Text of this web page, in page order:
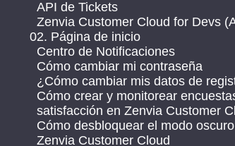
API de Tickets
Zenvia Customer Cloud for Devs
02. Página de inicio
Centro de Notificaciones
Cómo cambiar mi contraseña
¿Cómo cambiar mis datos de
Cómo crear y monitorear
satisfacción en Zenvia Customer
Cómo desbloquear el modo
Zenvia Customer Cloud